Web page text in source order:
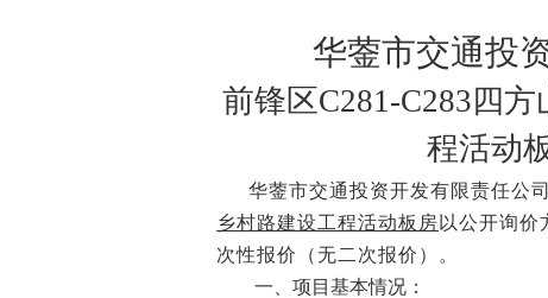
华蓥市交通投
前锋区C281-C283四
程活动
华蓥市交通投资开发有限责任公
乡村路建设工程活动板房 以公开询价
次性报价（无二次报价）。
一、项目基本情况：